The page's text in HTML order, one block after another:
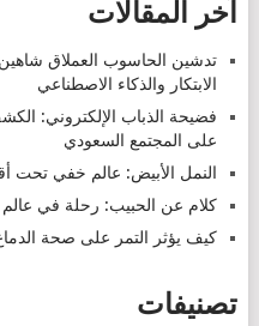
آخر المقالات
الابتكار والذكاء الاصطناعي
فضيحة الذباب الإلكتروني:
على المجتمع السعودي
النمل الأبيض: عالم خفي تحت
كلام عن الحبيب: رحلة في عالم
كيف يؤثر التمر على صحة
تصنيفات